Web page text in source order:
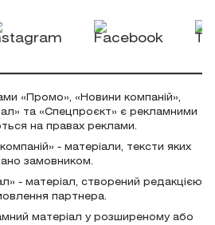
«Промо», «Новини компаній»,
та «Спецпроєкт» є рекламними
на правах реклами.
- матеріали, тексти яких
замовником.
- матеріал, створений редакцією
партнера.
матеріал у розширеному або